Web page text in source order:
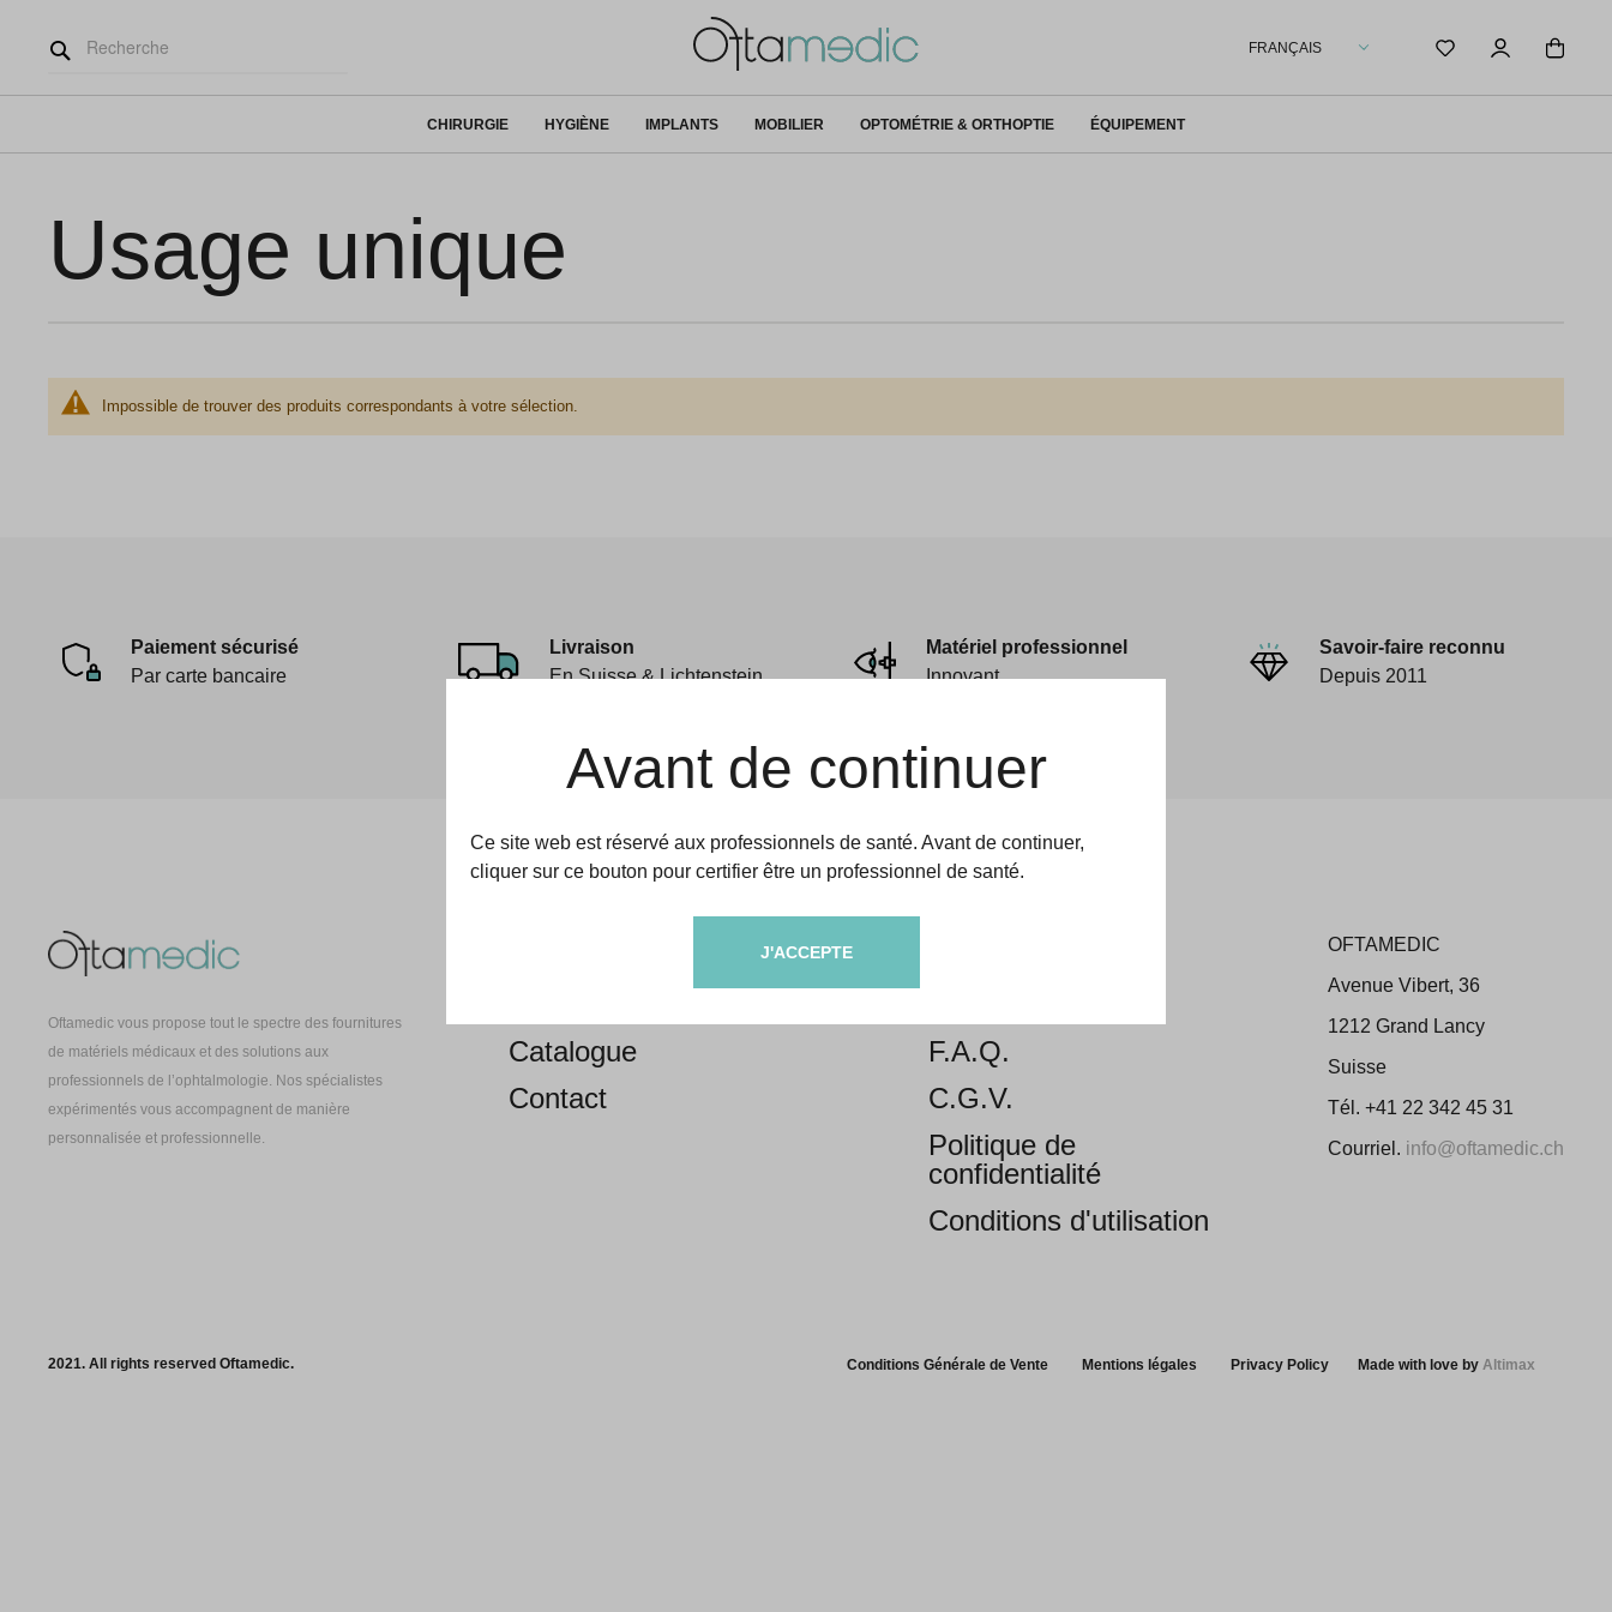
FRANÇAIS
CHIRURGIE HYGIÈNE IMPLANTS MOBILIER OPTOMÉTRIE & ORTHOPTIE ÉQUIPEMENT
Usage unique
Impossible de trouver des produits correspondants à votre sélection.
Avant de continuer
Ce site web est réservé aux professionnels de santé. Avant de continuer,
cliquer sur ce bouton pour certifier être un professionnel de santé.
J'ACCEPTE
Paiement sécurisé
Par carte bancaire
Livraison
En Suisse & Lichtenstein
Matériel professionnel
Innovant
Savoir-faire reconnu
Depuis 2011
Oftamedic vous propose tout le spectre des fournitures
de matériels médicaux et des solutions aux
professionnels de l’ophtalmologie. Nos spécialistes
expérimentés vous accompagnent de manière
personnalisée et professionnelle.
Catalogue
Contact
F.A.Q.
C.G.V.
Politique de
confidentialité
Conditions d'utilisation
OFTAMEDIC
Avenue Vibert, 36
1212 Grand Lancy
Suisse
Tél. +41 22 342 45 31
Courriel. info@oftamedic.ch
2021. All rights reserved Oftamedic. Conditions Générale de Vente Mentions légales Privacy Policy Made with love by Altimax